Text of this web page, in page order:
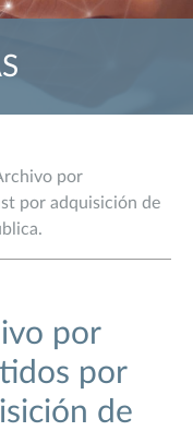
por
por adquisición de
por
por
de